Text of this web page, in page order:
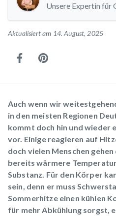
Unsere Expertin für
Aktualisiert am 14. August, 2025
Auch wenn wir
in den meisten Regionen
kommt doch hin und wieder
vor. Einige reagieren auf
doch vielen Menschen
bereits wärmere
Substanz. Für den Körper
sein, denn er muss
Sommerhitze einen kühlen
für mehr Abkühlung sorgst,